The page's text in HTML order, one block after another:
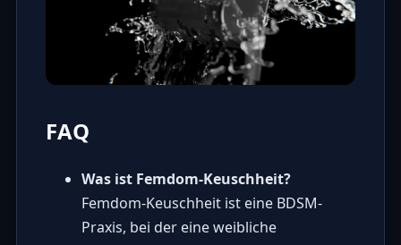
FAQ
Was ist Femdom-Keuschheit?
Femdom-Keuschheit ist eine BDSM-
Praxis, bei der eine weibliche